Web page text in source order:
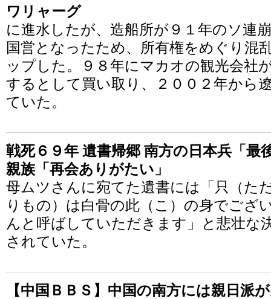
ワリャーグ
に進水したが、造船所が９１年のソ連
国営となったため、所有権をめぐり混
ップした。９８年にマカオの観光会社
するとして買い取り、２００２年から
ていた。
戦死６９年 遺書帰郷 南方の日本兵「
親族「再会ありがたい」
母ムツさんに宛てた遺書には「只（た
りもの）は白骨の此（こ）の身でござ
んと呼ばしていただきます」と悲壮な
されていた。
【中国ＢＢＳ】中国の南方には親日派